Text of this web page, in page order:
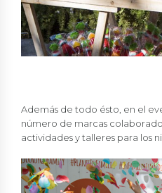
Además de todo ésto, en el
número de marcas
actividades y talleres para los